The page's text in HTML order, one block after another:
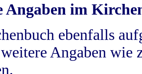
Angaben im
ebenfalls
Angaben wie